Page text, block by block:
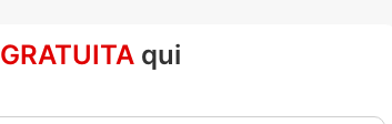
GRATUITA qui